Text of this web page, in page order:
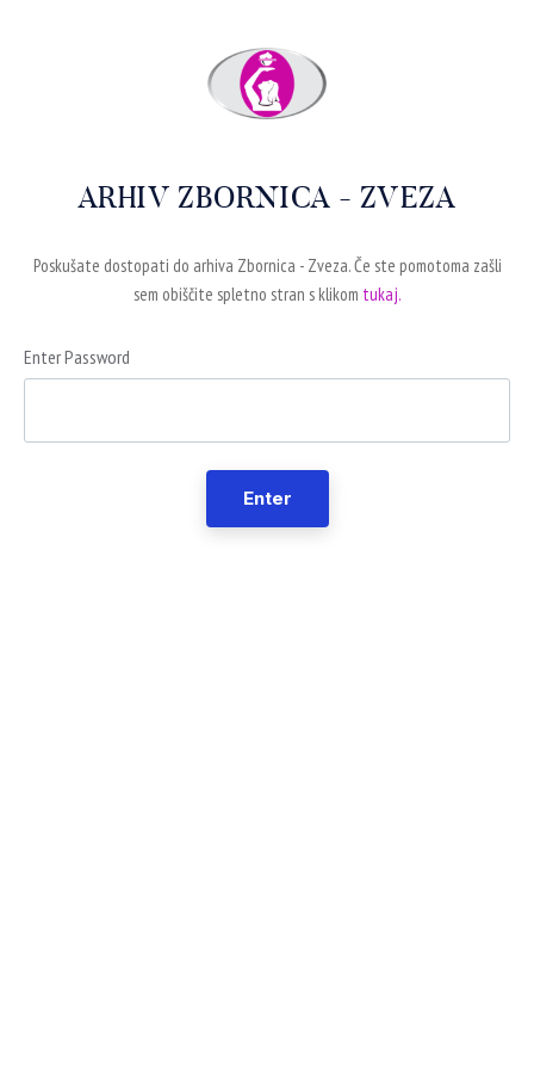
ARHIV ZBORNICA - ZVEZA
Poskušate dostopati do arhiva Zbornica - Zveza. Če ste pomotoma zašli
sem obiščite spletno stran s klikom tukaj.
Enter Password
Enter